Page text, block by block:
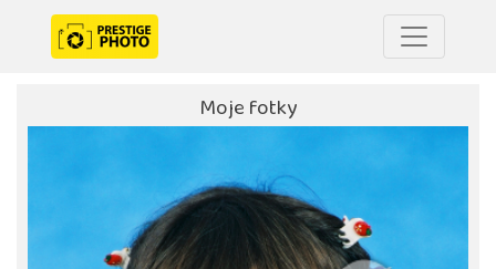
Moje fotky